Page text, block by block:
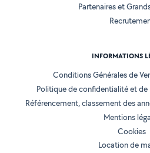
Partenaires et
INFORMATIONS
Conditions Générales de
Politique de confidentialité et de
Référencement, classement des
Mentions
Cookies
Location de